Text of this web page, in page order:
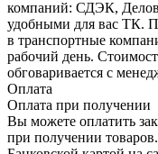
компаний: СДЭК,
удобными для вас ТК.
в транспортные
рабочий день.
обговаривается с
Оплата
Оплата при получении
Вы можете оплатить
при получении товаров.